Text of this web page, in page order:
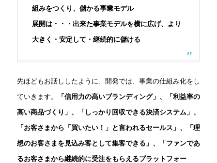
組みをつくり、儲かる事業モデル
展開は・・・出来た事業モデルを横に広げ、より
大きく・安定して・継続的に儲ける
先ほどもお話ししたように、開発では、事業の仕組み化をし
ていきます。
「信用力の高いブランディング」、「利益率の
高い商品づくり」、「しっかり回収できる決済システム」、
「お客さまから「買いたい！」と言われるセールス」、「理
想のお客さまを見込み客として集客できる」、「ファンであ
るお客さまから継続的に受注をもらえるプラットフォー